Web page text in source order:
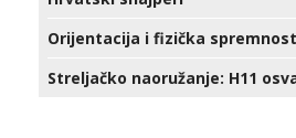
Orijentacija i fizička
Streljačko naoružanje: H11